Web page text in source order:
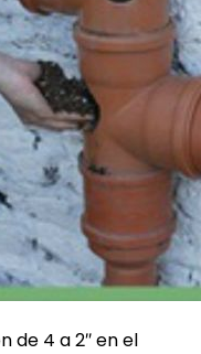
de 4 a 2″ en el